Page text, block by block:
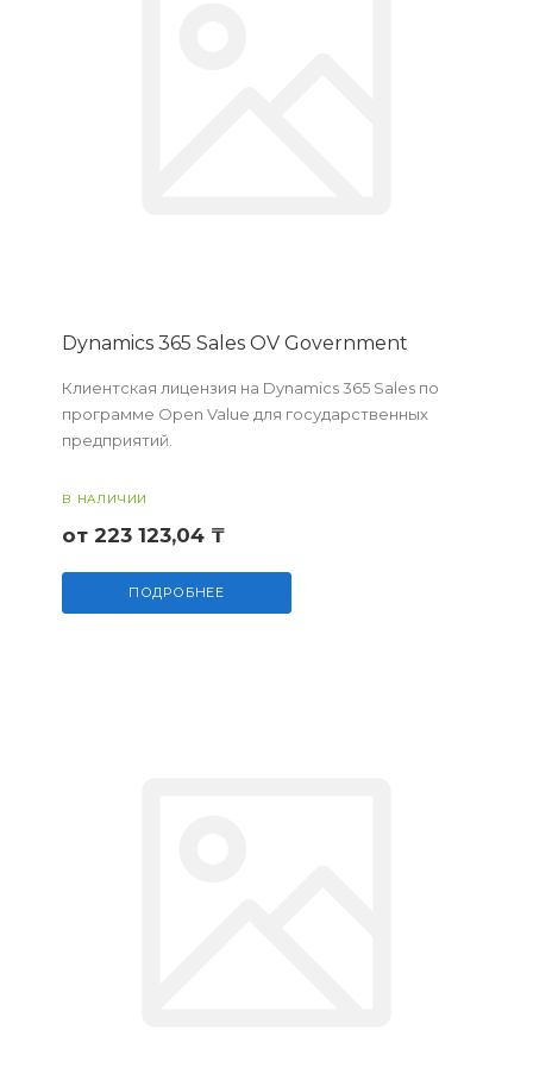
Dynamics 365 Sales OV Government
Клиентская лицензия на Dynamics 365 Sales по
программе Open Value для государственных
предприятий.
В НАЛИЧИИ
от 223 123,04 ₸
ПОДРОБНЕЕ